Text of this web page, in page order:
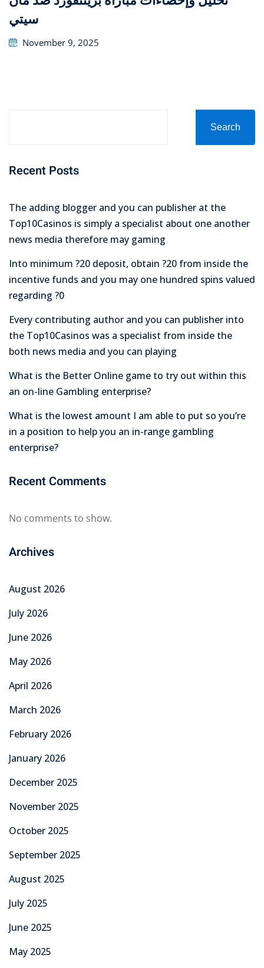
سيتي
Posted
November 9, 2025
Search
Recent Posts
The adding blogger and you can publisher at the
Top10Casinos is simply a specialist about one another
news media therefore may gaming
Into minimum ?20 deposit, obtain ?20 from inside the
incentive funds and you may one hundred spins valued
regarding ?0
Every contributing author and you can publisher into
the Top10Casinos was a specialist from inside the
both news media and you can playing
What is the Better Online game to try out within this
an on-line Gambling enterprise?
What is the lowest amount I am able to put so you’re
in a position to help you an in-range gambling
enterprise?
Recent Comments
No comments to show.
Archives
August 2026
July 2026
June 2026
May 2026
April 2026
March 2026
February 2026
January 2026
December 2025
November 2025
October 2025
September 2025
August 2025
July 2025
June 2025
May 2025